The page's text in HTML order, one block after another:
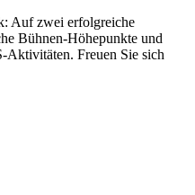
Auf zwei erfolgreiche
Bühnen-Höhepunkte und
Freuen Sie sich